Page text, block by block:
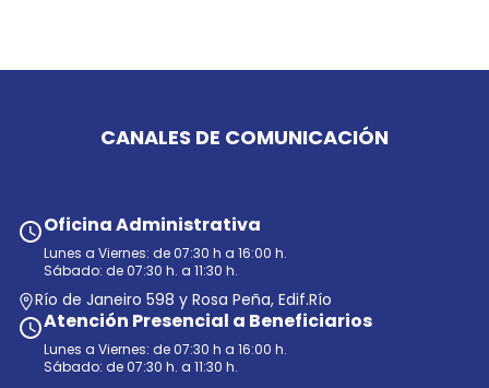
CANALES DE COMUNICACIÓN
Oficina Administrativa
Lunes a Viernes: de 07:30 h a 16:00 h.
Sábado: de 07:30 h. a 11:30 h.
Río de Janeiro 598 y Rosa Peña, Edif.Río
Atención Presencial a Beneficiarios
Lunes a Viernes: de 07:30 h a 16:00 h.
Sábado: de 07:30 h. a 11:30 h.